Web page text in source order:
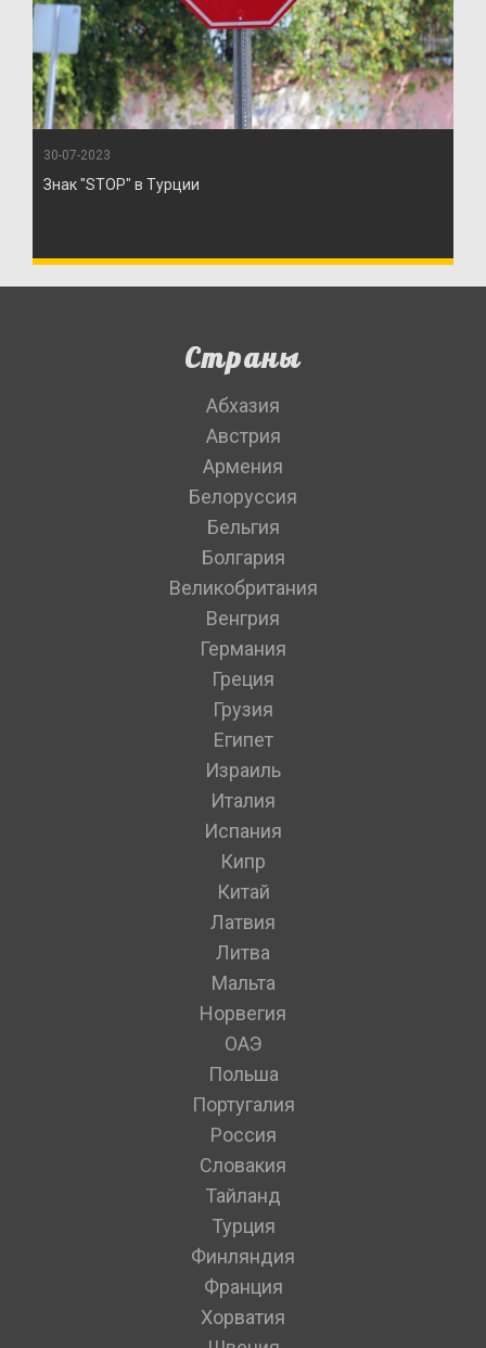
30-07-2023
Знак "STOP" в Турции
Страны
Абхазия
Австрия
Армения
Белоруссия
Бельгия
Болгария
Великобритания
Венгрия
Германия
Греция
Грузия
Египет
Израиль
Италия
Испания
Кипр
Китай
Латвия
Литва
Мальта
Норвегия
ОАЭ
Польша
Португалия
Россия
Словакия
Тайланд
Турция
Финляндия
Франция
Хорватия